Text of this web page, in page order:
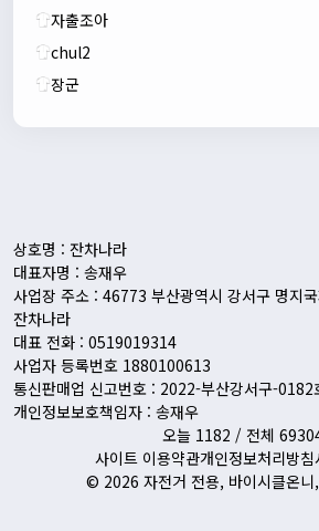
새해 복많이 받으세요!!
자출조아
chul2
장군
상호명 : 잔차나라
대표자명 : 송재우
사업장 주소 : 46773 부산광역시 강서구 명지
잔차나라
대표 전화 : 0519019314
사업자 등록번호 1880100613
통신판매업 신고번호 : 2022-부산강서구-0182
개인정보보호책임자 : 송재우
오늘 1182 / 전체
사이트 이용약관개인정보처리방침
© 2026 자전거 전용, 바이시클온니